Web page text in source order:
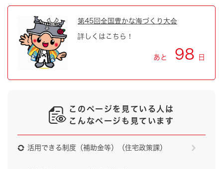
第45回全国豊かな海づくり大会
詳しくはこちら！
あと 98 日
このページを見ている人は
こんなページも見ています
活用できる制度（補助金等）（住宅政策課）